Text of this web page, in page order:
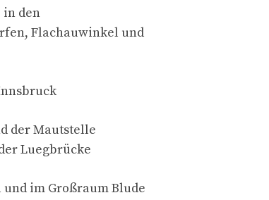
in den
Flachauwinkel und
der Mautstelle
Luegbrücke
im Großraum Blude